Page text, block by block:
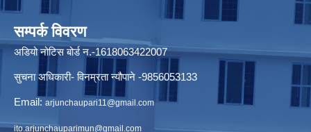
सम्पर्क विवरण
अडियो नोटिस बोर्ड न.-1618063422007
सुचना अधिकारी- विनम्रता न्यौपाने -9856053133
Email: arjunchaupari11@gmail.com
ito.arjunchauparimun@gmail.com